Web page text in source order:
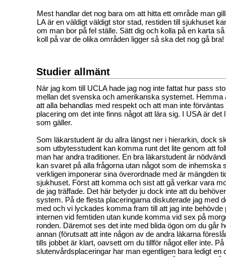
Mest handlar det nog bara om att hitta ett område man
LA är en väldigt väldigt stor stad, restiden till sjukhuset
om man bor på fel ställe. Sätt dig och kolla på en karta
koll på var de olika områden ligger så ska det nog gå bra!
Studier allmänt
När jag kom till UCLA hade jag nog inte fattat hur pass
mellan det svenska och amerikanska systemet. Hemma
att alla behandlas med respekt och att man inte
placering om det inte finns något att lära sig. I USA är det
som gäller.
Som läkarstudent är du allra längst ner i hierarkin, dock
som utbytesstudent kan komma runt det lite genom att
man har andra traditioner. En bra läkarstudent är
kan svaret på alla frågorna utan något som de inhemska
verkligen imponerar sina överordnade med är mängden
sjukhuset. Först att komma och sist att gå verkar vara
de jag träffade. Det här betyder ju dock inte att du
system. På de flesta placeringarna diskuterade jag med
med och vi lyckades komma fram till att jag inte behövde
internen vid femtiden utan kunde komma vid sex på
ronden. Däremot ses det inte med blida ögon om du går
annan (förutsatt att inte någon av de andra läkarna
tills jobbet är klart, oavsett om du tillför något eller inte. På
slutenvårdsplaceringar har man egentligen bara ledigt en